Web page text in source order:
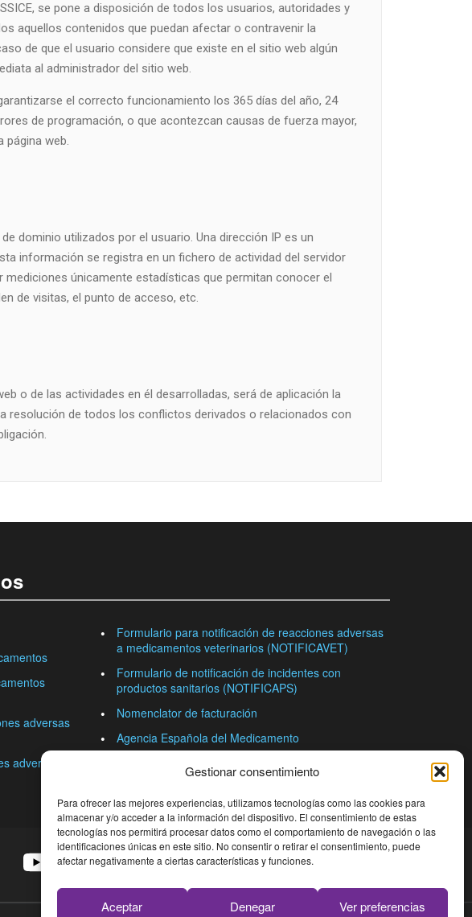
Gestionar consentimiento
Para ofrecer las mejores experiencias, utilizamos tecnologías como las cookies para
almacenar y/o acceder a la información del dispositivo. El consentimiento de estas
tecnologías nos permitirá procesar datos como el comportamiento de navegación o las
identificaciones únicas en este sitio. No consentir o retirar el consentimiento, puede
afectar negativamente a ciertas características y funciones.
Aceptar Denegar Ver preferencias
se pone a disposición de todos los usuarios, autoridades y
aquellos contenidos que puedan afectar o contravenir la
de que el usuario considere que existe en el sitio web algún
al administrador del sitio web.
el correcto funcionamiento los 365 días del año, 24
de programación, o que acontezcan causas de fuerza mayor,
página web.
dominio utilizados por el usuario. Una dirección IP es un
información se registra en un fichero de actividad del servidor
únicamente estadísticas que permitan conocer el
de visitas, el punto de acceso, etc.
o de las actividades en él desarrolladas, será de aplicación la
resolución de todos los conflictos derivados o relacionados con
adversas
adversas a
Formulario para notificación de reacciones adversas
a medicamentos veterinarios (NOTIFICAVET)
Formulario de notificación de incidentes con
productos sanitarios (NOTIFICAPS)
Nomenclator de facturación
Agencia Española del Medicamento
Farmacéuticos